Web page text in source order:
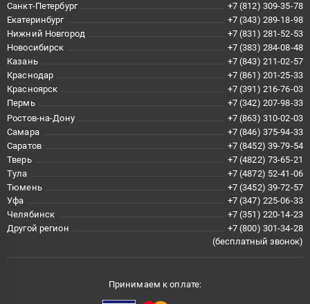
Санкт-Петербург
+7 (812) 309-35-78
Екатеринбург
+7 (343) 289-18-98
Нижний Новгород
+7 (831) 281-52-53
Новосибирск
+7 (383) 284-08-48
Казань
+7 (843) 211-02-57
Краснодар
+7 (861) 201-25-33
Красноярск
+7 (391) 216-76-03
Пермь
+7 (342) 207-98-33
Ростов-на-Дону
+7 (863) 310-02-03
Самара
+7 (846) 375-94-33
Саратов
+7 (8452) 39-79-54
Тверь
+7 (4822) 73-65-21
Тула
+7 (4872) 52-41-06
Тюмень
+7 (3452) 39-72-57
Уфа
+7 (347) 225-06-33
Челябинск
+7 (351) 220-14-23
Другой регион
+7 (800) 301-34-28
(бесплатный звонок)
Принимаем к оплате: